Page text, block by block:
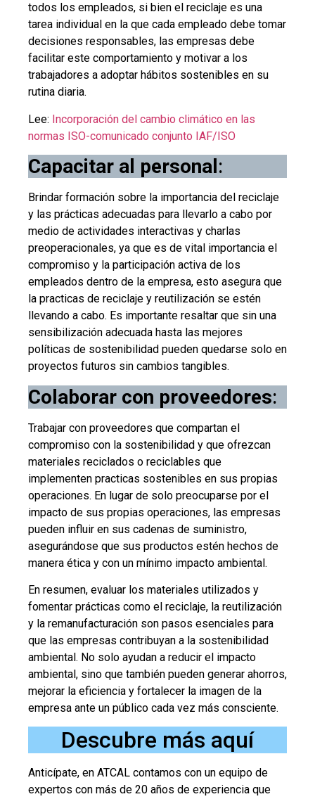
todos los empleados, si bien el reciclaje es una
tarea individual en la que cada empleado debe tomar
decisiones responsables, las empresas debe
facilitar este comportamiento y motivar a los
trabajadores a adoptar hábitos sostenibles en su
rutina diaria.
Lee: Incorporación del cambio climático en las
normas ISO-comunicado conjunto IAF/ISO
Capacitar al personal :
Brindar formación sobre la importancia del reciclaje
y las prácticas adecuadas para llevarlo a cabo por
medio de actividades interactivas y charlas
preoperacionales, ya que es de vital importancia el
compromiso y la participación activa de los
empleados dentro de la empresa, esto asegura que
la practicas de reciclaje y reutilización se estén
llevando a cabo. Es importante resaltar que sin una
sensibilización adecuada hasta las mejores
políticas de sostenibilidad pueden quedarse solo en
proyectos futuros sin cambios tangibles.
Colaborar con proveedores:
Trabajar con proveedores que compartan el
compromiso con la sostenibilidad y que ofrezcan
materiales reciclados o reciclables que
implementen practicas sostenibles en sus propias
operaciones. En lugar de solo preocuparse por el
impacto de sus propias operaciones, las empresas
pueden influir en sus cadenas de suministro,
asegurándose que sus productos estén hechos de
manera ética y con un mínimo impacto ambiental.
En resumen, evaluar los materiales utilizados y
fomentar prácticas como el reciclaje, la reutilización
y la remanufacturación son pasos esenciales para
que las empresas contribuyan a la sostenibilidad
ambiental. No solo ayudan a reducir el impacto
ambiental, sino que también pueden generar ahorros,
mejorar la eficiencia y fortalecer la imagen de la
empresa ante un público cada vez más consciente.
Descubre más aquí
Anticípate, en ATCAL contamos con un equipo de
expertos con más de 20 años de experiencia que